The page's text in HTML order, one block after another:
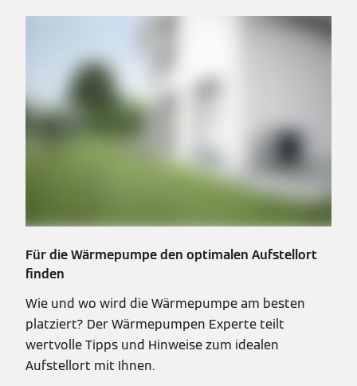
Für die Wärmepumpe den optimalen Aufstellort
finden
Wie und wo wird die Wärmepumpe am besten
platziert? Der Wärmepumpen Experte teilt
wertvolle Tipps und Hinweise zum idealen
Aufstellort mit Ihnen.